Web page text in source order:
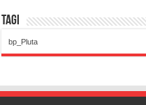
Tagi
bp_Pluta